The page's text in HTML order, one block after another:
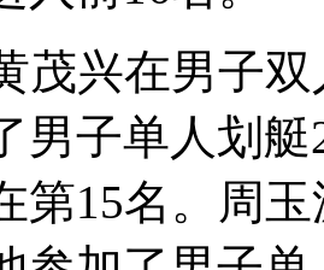
兴在男子双
男子单人划
第15名。周